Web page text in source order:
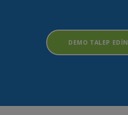
DEMO TALEP EDIN